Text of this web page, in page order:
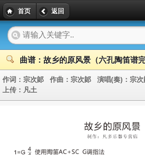
首页 返回
曲谱：故乡的原风景（六孔陶笛谱完
作词： 宗次郞 作曲： 宗次郞 演唱(奏)： 宗
上传： 凡土